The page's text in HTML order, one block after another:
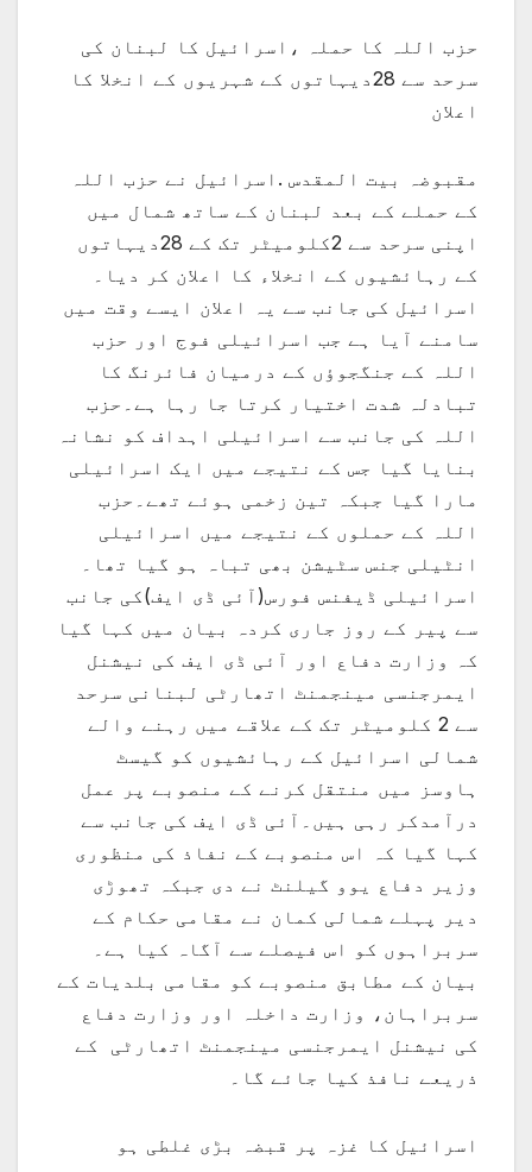
حزب اللہ کا حملہ ،اسرائیل کا لبنان کی
سرحد سے 28دیہاتوں کے شہریوں کے انخلا کا
اعلان
مقبوضہ بیت المقدس .اسرائیل نے حزب اللہ
کے حملے کے بعد لبنان کے ساتھ شمال میں
اپنی سرحد سے 2کلومیٹر تک کے 28دیہاتوں
کے رہائشیوں کے انخلاء کا اعلان کر دیا۔
اسرائیل کی جانب سے یہ اعلان ایسے وقت میں
سامنے آیا ہے جب اسرائیلی فوج اور حزب
اللہ کے جنگجوؤں کے درمیان فائرنگ کا
تبادلہ شدت اختیار کرتا جا رہا ہے۔حزب
اللہ کی جانب سے اسرائیلی اہداف کو نشانہ
بنایا گیا جس کے نتیجے میں ایک اسرائیلی
مارا گیا جبکہ تین زخمی ہوئے تھے۔حزب
اللہ کے حملوں کے نتیجے میں اسرائیلی
انٹیلی جنس سٹیشن بھی تباہ ہو گیا تھا۔
اسرائیلی ڈیفنس فورس(آئی ڈی ایف)کی جانب
سے پیر کے روز جاری کردہ بیان میں کہا گیا
کہ وزارت دفاع اور آئی ڈی ایف کی نیشنل
ایمرجنسی مینجمنٹ اتھارٹی لبنانی سرحد
سے 2 کلومیٹر تک کے علاقے میں رہنے والے
شمالی اسرائیل کے رہائشیوں کو گیسٹ
ہاوسز میں منتقل کرنے کے منصوبے پر عمل
درآمدکر رہی ہیں۔آئی ڈی ایف کی جانب سے
کہا گیا کہ اس منصوبے کے نفاذ کی منظوری
وزیر دفاع یوو گیلنٹ نے دی جبکہ تھوڑی
دیر پہلے شمالی کمان نے مقامی حکام کے
سربراہوں کو اس فیصلے سے آگاہ کیا ہے۔
بیان کے مطابق منصوبے کو مقامی بلدیات کے
سربراہان، وزارت داخلہ اور وزارت دفاع
کی نیشنل ایمرجنسی مینجمنٹ اتھارٹی کے
ذریعے نافذ کیا جائے گا۔
اسرائیل کا غزہ پر قبضہ بڑی غلطی ہو